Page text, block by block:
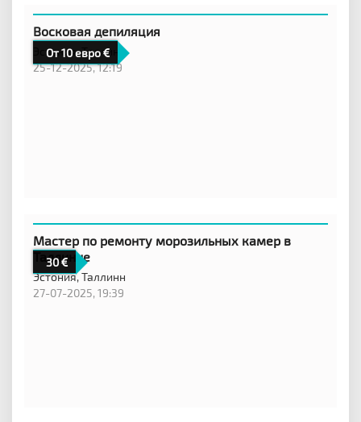
От 10 евро
Восковая депиляция
Эстония,Таллинн
25-12-2025, 12:19
30
Мастер по ремонту морозильных камер в
Таллинне
Эстония,Таллинн
27-07-2025, 19:39